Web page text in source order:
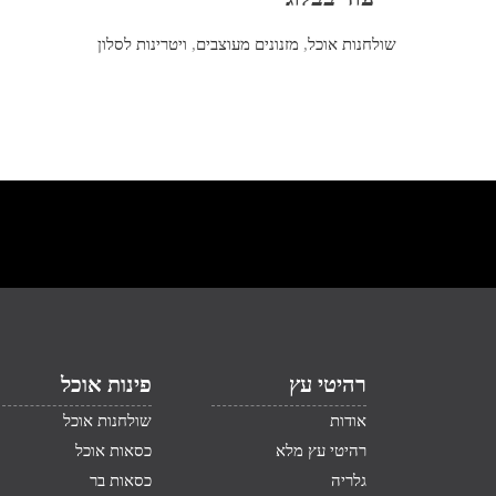
שולחנות אוכל, מזנונים מעוצבים, ויטרינות לסלון
רהיטי עץ
אודות
רהיטי עץ מלא
גלריה
פינות אוכל
שולחנות אוכל
כסאות אוכל
כסאות בר